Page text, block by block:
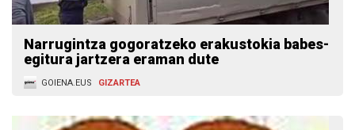
Narrugintza gogoratzeko erakustokia babes-
egitura jartzera eraman dute
GOIENA.EUS GIZARTEA